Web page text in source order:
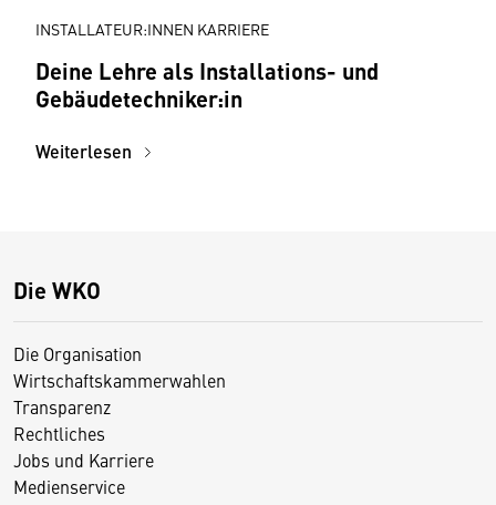
INSTALLATEUR:INNEN KARRIERE
Deine Lehre als Installations- und
Gebäudetechniker:in
Weiterlesen
Die WKO
Die Organisation
Wirtschaftskammerwahlen
Transparenz
Rechtliches
Jobs und Karriere
Medienservice